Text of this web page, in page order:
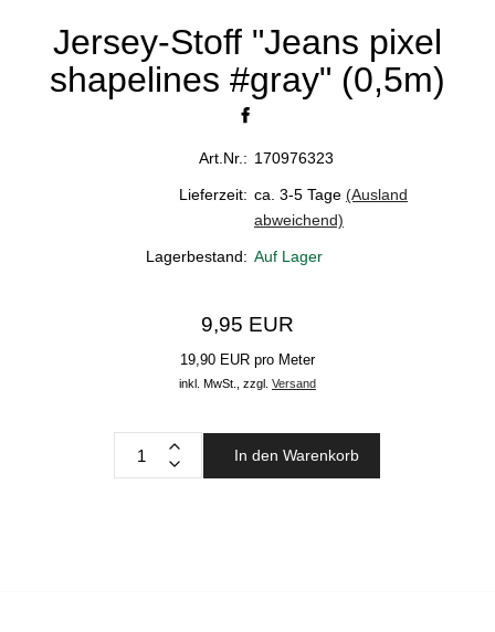
Jersey-Stoff "Jeans pixel
shapelines #gray" (0,5m)
Art.Nr.: 170976323
Lieferzeit: ca. 3-5 Tage (Ausland
abweichend)
Lagerbestand: Auf Lager
9,95 EUR
19,90 EUR pro Meter
inkl. MwSt., zzgl. Versand
In den Warenkorb